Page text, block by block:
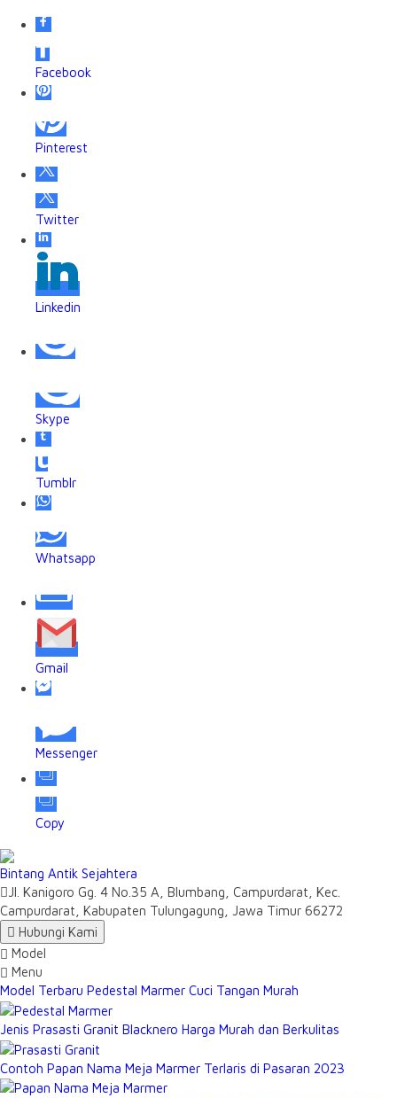
Facebook
Pinterest
Twitter
Linkedin
Skype
Tumblr
Whatsapp
Gmail
Messenger
Copy
Bintang Antik Sejahtera
Jl. Kanigoro Gg. 4 No.35 A, Blumbang, Campurdarat, Kec.
Campurdarat, Kabupaten Tulungagung, Jawa Timur 66272
Hubungi Kami
Model
Menu
Model Terbaru Pedestal Marmer Cuci Tangan Murah
Jenis Prasasti Granit Blacknero Harga Murah dan Berkulitas
Contoh Papan Nama Meja Marmer Terlaris di Pasaran 2023